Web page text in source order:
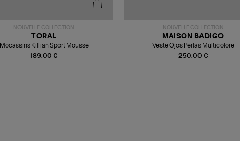
NOUVELLE COLLECTION
189,00 €
TORAL
Mocassins Killian Sport Mousse
NOUVELLE COLLECTION
250,00 €
MAISON BADIGO
Veste Ojos Perlas Multicolore